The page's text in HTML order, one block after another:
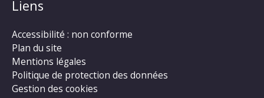
Liens
Accessibilité : non conforme
Plan du site
Mentions légales
Politique de protection des données
Gestion des cookies